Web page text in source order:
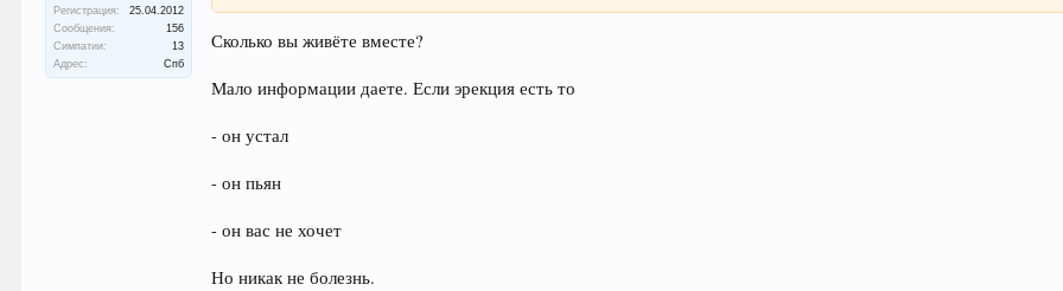
Регистрация:
25.04.2012
Сообщения:
156
Симпатии:
13
Адрес:
Спб
Сколько вы живёте вместе?
Мало информации даете. Если эрекция есть то
- он устал
- он пьян
- он вас не хочет
Но никак не болезнь.